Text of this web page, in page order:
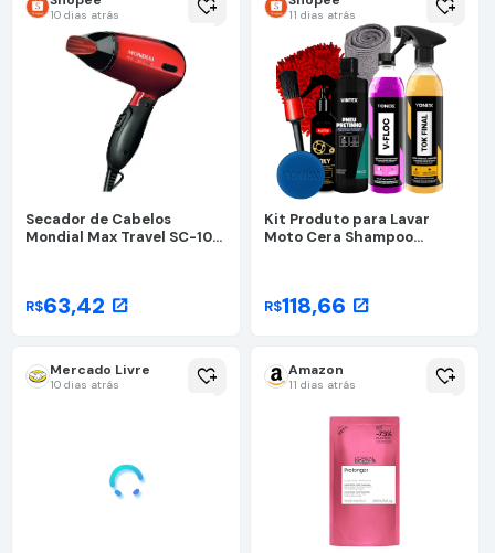
10 dias atrás heart_plus
Secador de Cabelos
Mondial Max Travel SC-10
R$63,42 open_in_new
11 dias atrás heart_plus
Kit Produto para Lavar
Moto Cera Shampoo
R$118,66 open_in_new
Mercado Livre
10 dias atrás heart_plus Amazon
11 dias atrás heart_plus